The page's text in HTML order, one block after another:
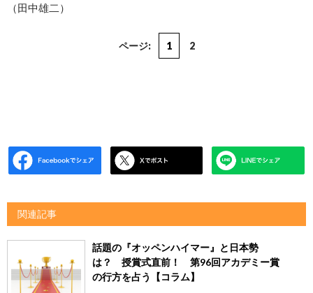
（田中雄二）
ページ: 1 2
関連記事
話題の『オッペンハイマー』と日本勢
は？ 授賞式直前！ 第96回アカデミー賞
の行方を占う【コラム】